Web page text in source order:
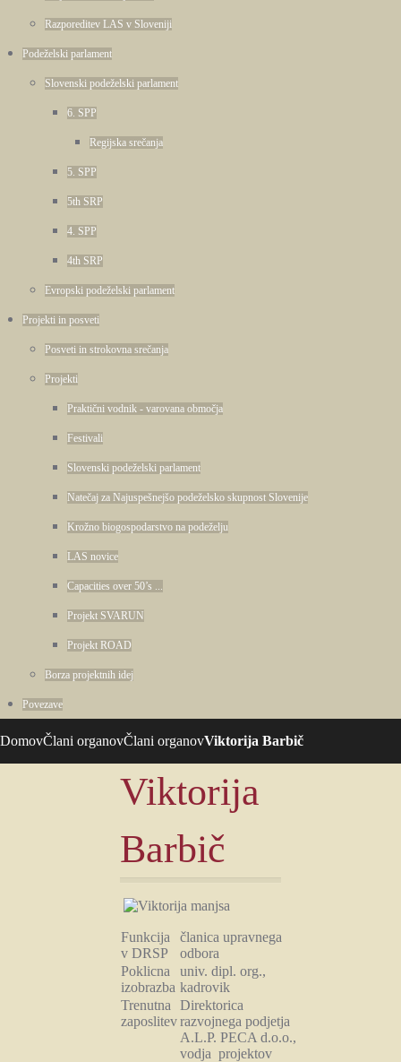
Razporeditev LAS v Sloveniji
Podeželski parlament
Slovenski podeželski parlament
6. SPP
Regijska srečanja
5. SPP
5th SRP
4. SPP
4th SRP
Evropski podeželski parlament
Projekti in posveti
Posveti in strokovna srečanja
Projekti
Praktični vodnik - varovana območja
Festivali
Slovenski podeželski parlament
Natečaj za Najuspešnejšo podeželsko skupnost Slovenije
Krožno biogospodarstvo na podeželju
LAS novice
Capacities over 50’s ...
Projekt SVARUN
Projekt ROAD
Borza projektnih idej
Povezave
DomovČlani organovČlani organovViktorija Barbič
Viktorija
Barbič
Funkcija
v DRSP
članica upravnega
odbora
Poklicna
izobrazba
univ. dipl. org.,
kadrovik
Trenutna
zaposlitev
Direktorica
razvojnega podjetja
A.L.P. PECA d.o.o.,
vodja projektov